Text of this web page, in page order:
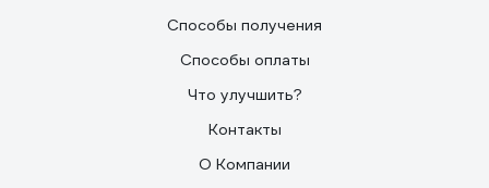
Способы получения
Способы оплаты
Что улучшить?
Контакты
О Компании